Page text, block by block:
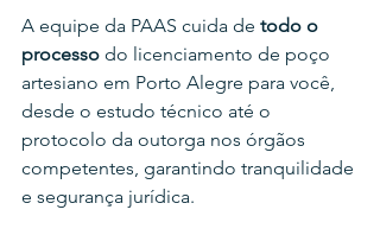
A equipe da PAAS cuida de todo o
processo do licenciamento de poço
artesiano em Porto Alegre para você,
desde o estudo técnico até o
protocolo da outorga nos órgãos
competentes, garantindo tranquilidade
e segurança jurídica.